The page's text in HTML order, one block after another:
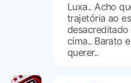
Luxa.. Acho
trajetória ao
cima.. Barato
querer..